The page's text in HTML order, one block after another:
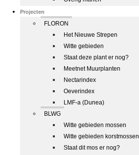
Projecten
FLORON
Het Nieuwe Strepen
Witte gebieden
Staat deze plant er nog?
Meetnet Muurplanten
Nectarindex
Oeverindex
LMF-a (Dunea)
BLWG
Witte gebieden mossen
Witte gebieden korstmossen
Staat dit mos er nog?